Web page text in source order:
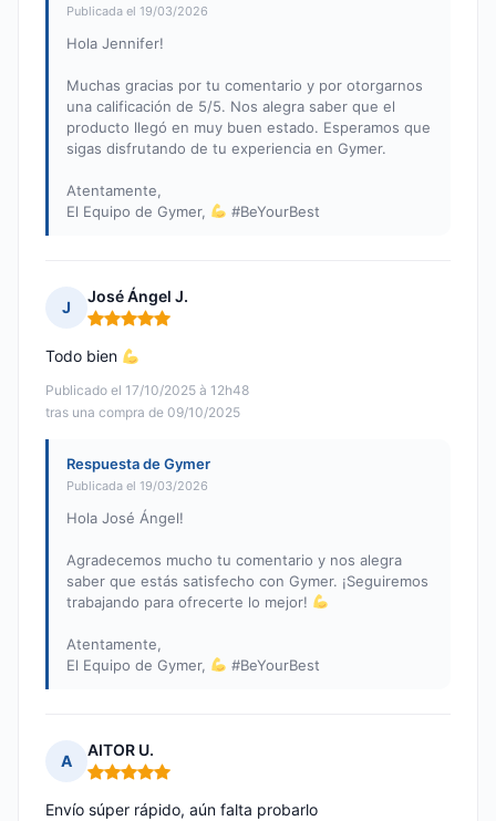
Publicada el 19/03/2026
Hola Jennifer!
Muchas gracias por tu comentario y por otorgarnos
una calificación de 5/5. Nos alegra saber que el
producto llegó en muy buen estado. Esperamos que
sigas disfrutando de tu experiencia en Gymer.
Atentamente,
El Equipo de Gymer,
#BeYourBest
J
José Ángel J.
Nota: 5 de 5
Publicado el 17/10/2025 à 12h48
tras una compra de 09/10/2025
Todo bien
Respuesta de Gymer
Publicada el 19/03/2026
Hola José Ángel!
Agradecemos mucho tu comentario y nos alegra
saber que estás satisfecho con Gymer. ¡Seguiremos
trabajando para ofrecerte lo mejor!
Atentamente,
El Equipo de Gymer,
#BeYourBest
A
AITOR U.
Nota: 5 de 5
Envío súper rápido, aún falta probarlo